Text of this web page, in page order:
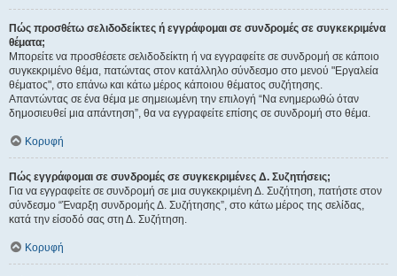
Πώς προσθέτω σελιδοδείκτες ή εγγράφομαι σε συνδρομές σε συγκεκριμένα
θέματα;
Μπορείτε να προσθέσετε σελιδοδείκτη ή να εγγραφείτε σε συνδρομή σε κάποιο
συγκεκριμένο θέμα, πατώντας στον κατάλληλο σύνδεσμο στο μενού "Εργαλεία
θέματος", στο επάνω και κάτω μέρος κάποιου θέματος συζήτησης.
Απαντώντας σε ένα θέμα με σημειωμένη την επιλογή “Να ενημερωθώ όταν
δημοσιευθεί μια απάντηση”, θα να εγγραφείτε επίσης σε συνδρομή στο θέμα.
Κορυφή
Πώς εγγράφομαι σε συνδρομές σε συγκεκριμένες Δ. Συζητήσεις;
Για να εγγραφείτε σε συνδρομή σε μια συγκεκριμένη Δ. Συζήτηση, πατήστε στον
σύνδεσμο “Έναρξη συνδρομής Δ. Συζήτησης”, στο κάτω μέρος της σελίδας,
κατά την είσοδό σας στη Δ. Συζήτηση.
Κορυφή